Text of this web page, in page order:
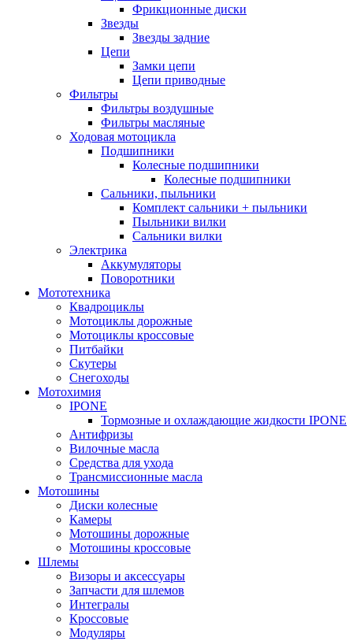
Фрикционные диски
Звезды
Звезды задние
Цепи
Замки цепи
Цепи приводные
Фильтры
Фильтры воздушные
Фильтры масляные
Ходовая мотоцикла
Подшипники
Колесные подшипники
Колесные подшипники
Сальники, пыльники
Комплект сальники + пыльники
Пыльники вилки
Сальники вилки
Электрика
Аккумуляторы
Поворотники
Мототехника
Квадроциклы
Мотоциклы дорожные
Мотоциклы кроссовые
Питбайки
Скутеры
Снегоходы
Мотохимия
IPONE
Тормозные и охлаждающие жидкости IPONE
Антифризы
Вилочные масла
Средства для ухода
Трансмиссионные масла
Мотошины
Диски колесные
Камеры
Мотошины дорожные
Мотошины кроссовые
Шлемы
Визоры и аксессуары
Запчасти для шлемов
Интегралы
Кроссовые
Модуляры